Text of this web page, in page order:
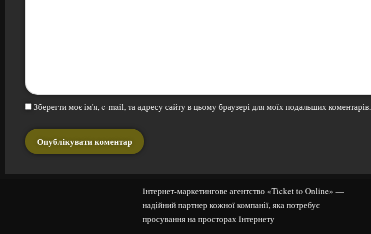
Зберегти моє ім'я, e-mail, та адресу сайту в цьому браузері для моїх подальших коментарів.
Інтернет-маркетингове агентство «Ticket to Online» —
надійний партнер кожної компанії, яка потребує
просування на просторах Інтернету